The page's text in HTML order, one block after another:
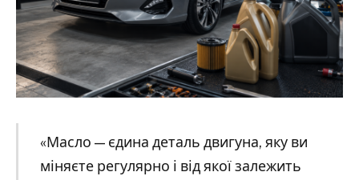
«Масло — єдина деталь двигуна, яку ви
міняєте регулярно і від якої залежить